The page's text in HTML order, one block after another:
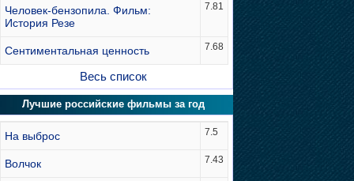
Человек-бензопила. Фильм:
История Резе
7.81
Сентиментальная ценность 7.68
Весь список
Лучшие российские фильмы за год
На выброс 7.5
Волчок 7.43